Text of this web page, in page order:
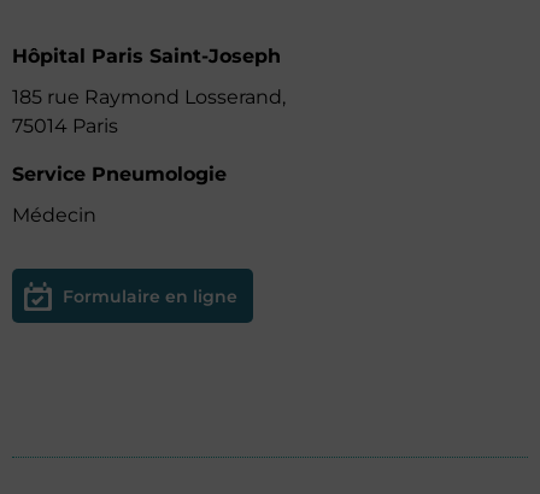
Hôpital Paris Saint-Joseph
185 rue Raymond Losserand,
75014 Paris
Service Pneumologie
Médecin
Formulaire en ligne